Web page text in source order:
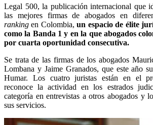
Legal 500, la publicación internacional que
las mejores firmas de abogados en
rankingen Colombia,un espacio de élite
como la Banda 1 y en la que abogados
por cuarta oportunidad consecutiva.
Se trata de las firmas de los abogados
Lombana y Jaime Granados, que este año
Humar. Los cuatro juristas están en el
reconoce la actividad en los estrados
categoría en entrevistas a otros abogados y
sus servicios.